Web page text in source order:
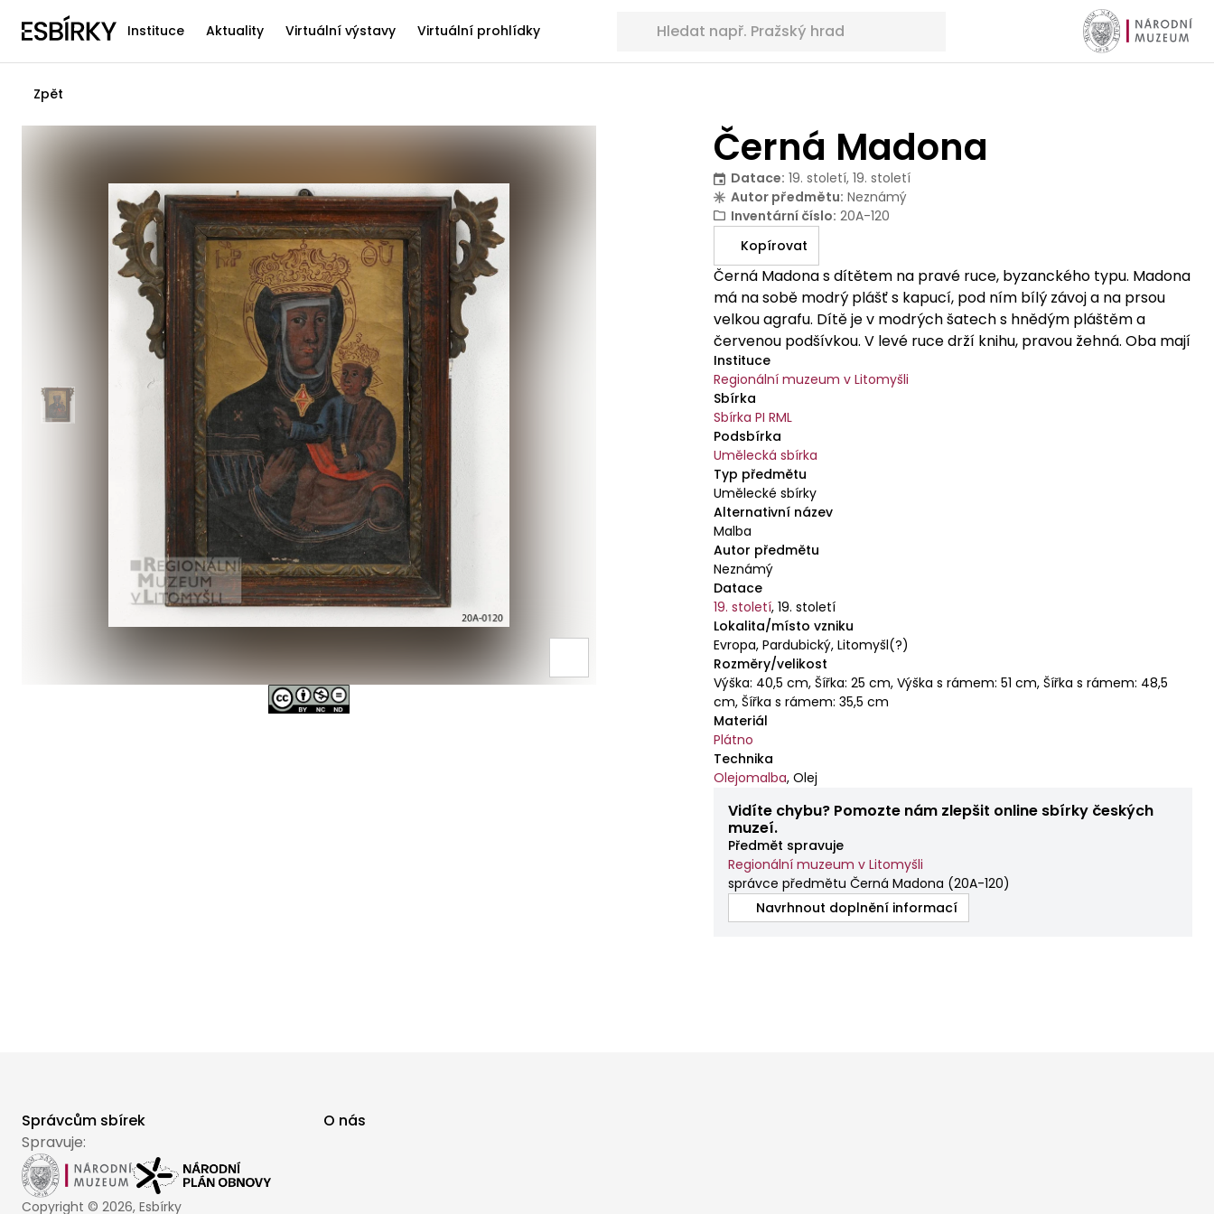
Instituce Aktuality Virtuální výstavy Virtuální prohlídky
Zpět
Černá Madona
Datace: 19. století, 19. století
Autor předmětu: Neznámý
Inventární číslo: 20A-120
Kopírovat
Černá Madona s dítětem na pravé ruce, byzanckého typu. Madona
má na sobě modrý plášť s kapucí, pod ním bílý závoj a na prsou
velkou agrafu. Dítě je v modrých šatech s hnědým pláštěm a
červenou podšívkou. V levé ruce drží knihu, pravou žehná. Oba mají
na hlavě zlatou korunu a kolem hlavy svatozář. Pozadí je zlaté, v
rozích s písmeny MPOU (zkratka Matky Boží).
Instituce
Regionální muzeum v Litomyšli
Sbírka
Sbírka PI RML
Podsbírka
Umělecká sbírka
Typ předmětu
Umělecké sbírky
Alternativní název
Malba
Autor předmětu
Neznámý
Datace
19. století,19. století
Lokalita/místo vzniku
Evropa, Pardubický, Litomyšl(?)
Rozměry/velikost
Výška: 40,5 cm, Šířka: 25 cm, Výška s rámem: 51 cm, Šířka s rámem: 48,5
cm, Šířka s rámem: 35,5 cm
Materiál
Plátno
Technika
Olejomalba,Olej
Vidíte chybu? Pomozte nám zlepšit online sbírky českých
muzeí.
Předmět spravuje
Regionální muzeum v Litomyšli
správce předmětu Černá Madona (20A-120)
Navrhnout doplnění informací
Správcům sbírek
O nás
Spravuje:
Copyright © 2026, Esbírky